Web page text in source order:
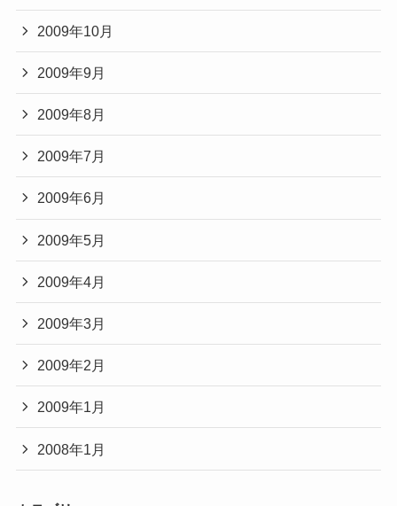
2009年10月
2009年9月
2009年8月
2009年7月
2009年6月
2009年5月
2009年4月
2009年3月
2009年2月
2009年1月
2008年1月